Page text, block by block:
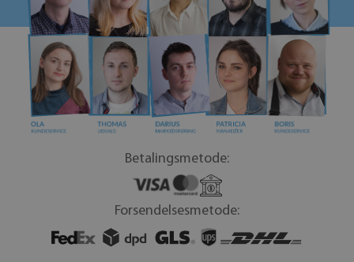
Betalingsmetode:
Forsendelsesmetode: